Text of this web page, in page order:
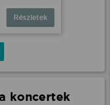
Részletek
koncertek